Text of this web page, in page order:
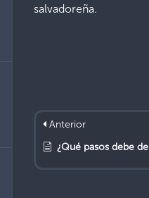
salvadoreña.
Anterior
¿Qué pasos debe de seguir un Extranjero para solicitar